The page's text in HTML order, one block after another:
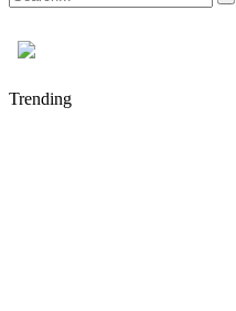
Trending